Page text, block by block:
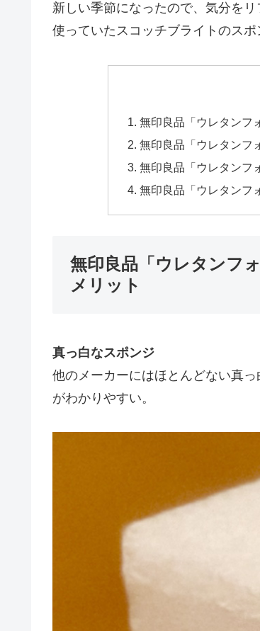
新しい季節になったので、気分を
使っていたスコッチブライトのスポ
無印良品「ウレタンフ
無印良品「ウレタンフ
無印良品「ウレタンフ
無印良品「ウレタンフ
無印良品「ウレタンフ
メリット
真っ白なスポンジ
他のメーカーにはほとんどない真
がわかりやすい。